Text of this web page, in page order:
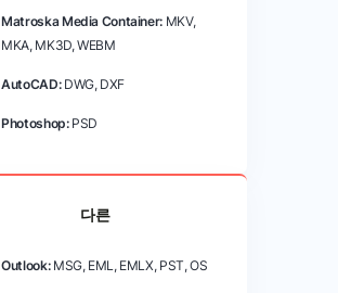
Matroska Media Container: MKV,
MKA, MK3D, WEBM
AutoCAD:DWG, DXF
Photoshop:PSD
다른
Outlook:MSG, EML, EMLX, PST, OS